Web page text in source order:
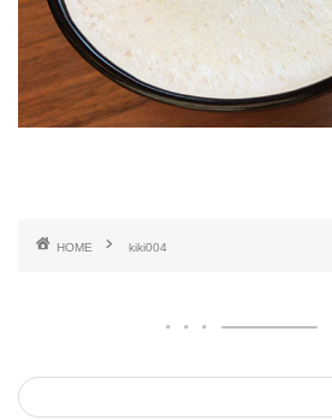
HOME kiki004